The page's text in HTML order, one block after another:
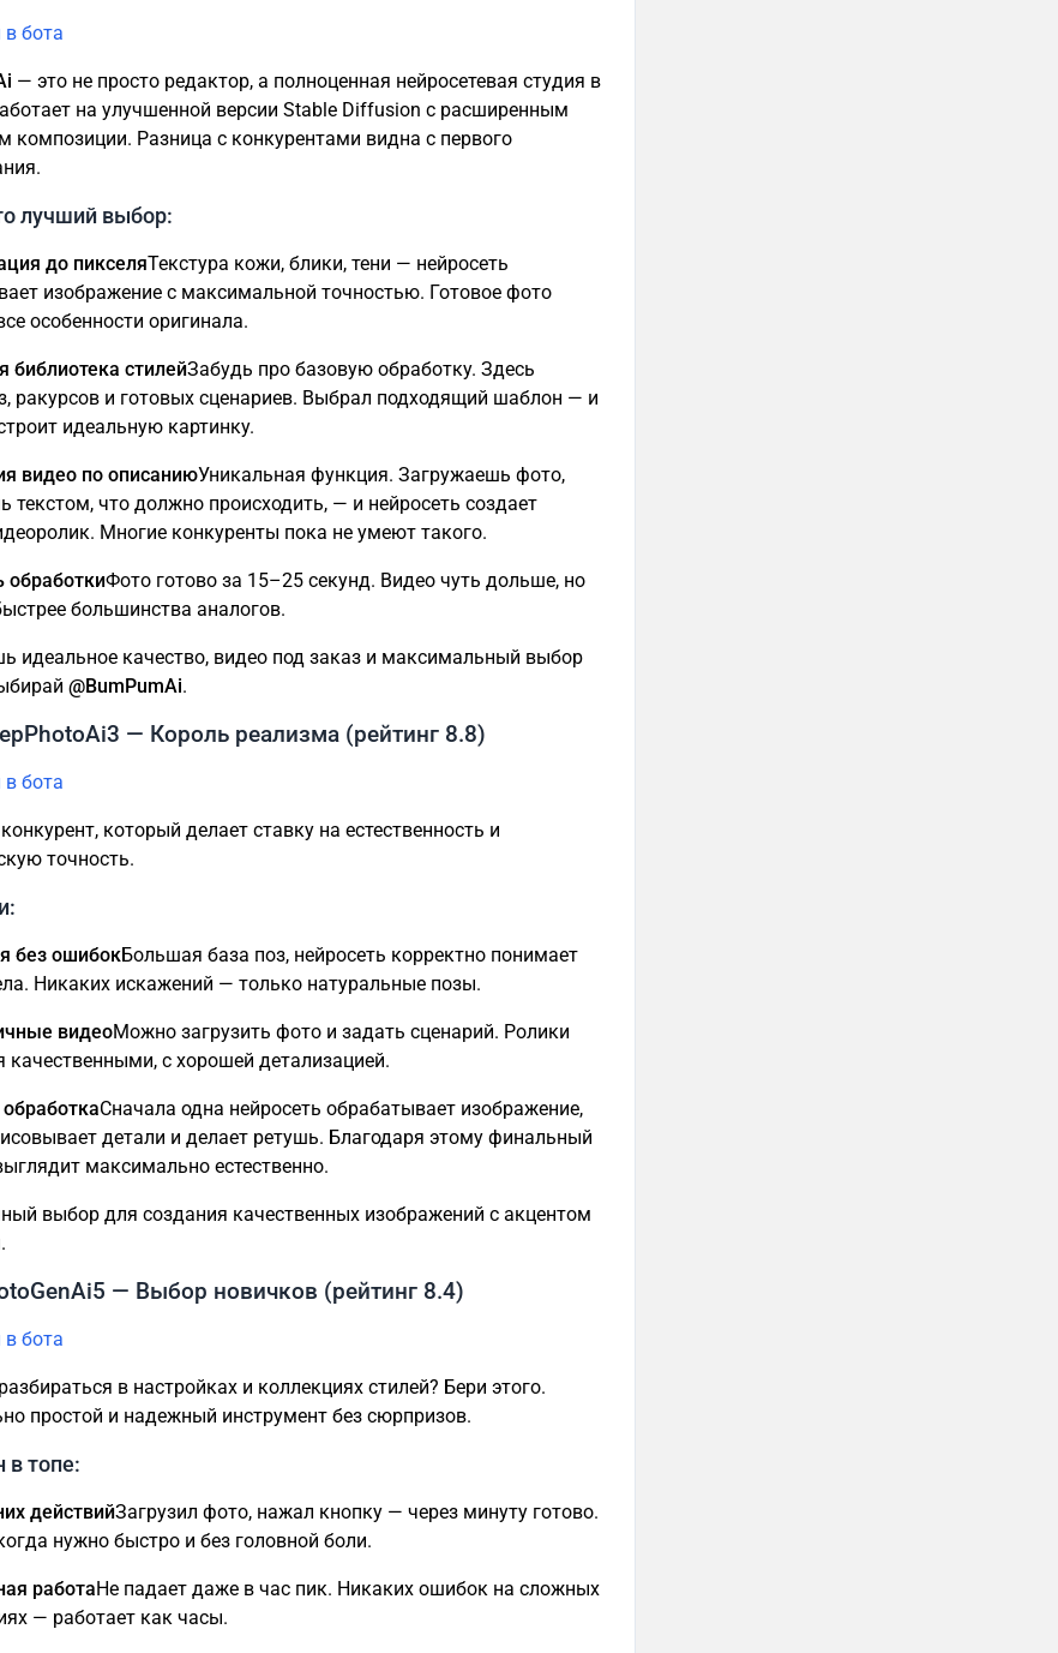
в бота
— это не просто редактор, а полноценная нейросетевая студия в
на улучшенной версии Stable Diffusion с расширенным
композиции. Разница с конкурентами видна с первого
лучший выбор:
до пикселяТекстура кожи, блики, тени — нейросеть
изображение с максимальной точностью. Готовое фото
особенности оригинала.
библиотека стилейЗабудь про базовую обработку. Здесь
ракурсов и готовых сценариев. Выбрал подходящий шаблон — и
идеальную картинку.
видео по описаниюУникальная функция. Загружаешь фото,
текстом, что должно происходить, — и нейросеть создает
Многие конкуренты пока не умеют такого.
обработкиФото готово за 15–25 секунд. Видео чуть дольше, но
большинства аналогов.
идеальное качество, видео под заказ и максимальный выбор
@BumPumAi.
— Король реализма (рейтинг 8.8)
в бота
который делает ставку на естественность и
точность.
без ошибокБольшая база поз, нейросеть корректно понимает
Никаких искажений — только натуральные позы.
видеоМожно загрузить фото и задать сценарий. Ролики
качественными, с хорошей детализацией.
Сначала одна нейросеть обрабатывает изображение,
детали и делает ретушь. Благодаря этому финальный
максимально естественно.
выбор для создания качественных изображений с акцентом
— Выбор новичков (рейтинг 8.4)
в бота
в настройках и коллекциях стилей? Бери этого.
простой и надежный инструмент без сюрпризов.
в топе:
действийЗагрузил фото, нажал кнопку — через минуту готово.
нужно быстро и без головной боли.
работаНе падает даже в час пик. Никаких ошибок на сложных
— работает как часы.